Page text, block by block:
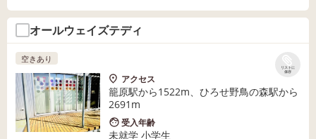
オールウェイズテディ
リストに
保存
空きあり
アクセス
籠原駅から1522m、ひろせ野鳥の森駅から
2691m
受入年齢
未就学 小学生